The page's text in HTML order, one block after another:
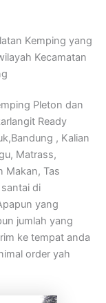
Kemping yang
Kecamatan
Pleton dan
Ready
, Kalian
Matrass,
Makan, Tas
di
yang
jumlah yang
ke tempat anda
order yah